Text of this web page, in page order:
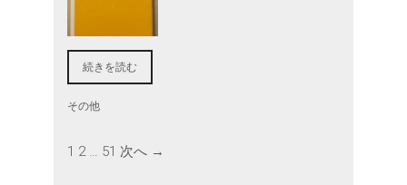
続きを読む
その他
1 2 … 51 次へ →